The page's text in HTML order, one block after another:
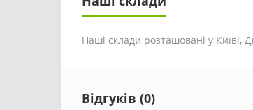
Наші склади розташовані у Київі,
Відгуків (0)